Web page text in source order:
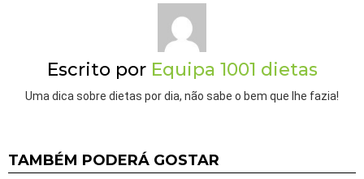
Escrito por Equipa 1001 dietas
Uma dica sobre dietas por dia, não sabe o bem que lhe fazia!
TAMBÉM PODERÁ GOSTAR